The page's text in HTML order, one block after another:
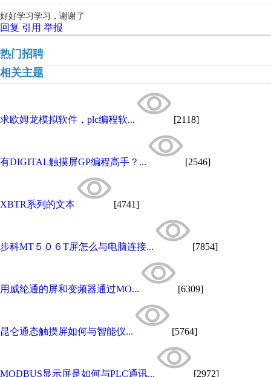
好好学习学习，谢谢了
回复 引用 举报
热门招聘
相关主题
求欧姆龙模拟软件，plc编程软... [2118]
有DIGITAL触摸屏GP编程高手？... [2546]
XBTR系列的文本 [4741]
步科MT５０６T屏怎么与电脑连接... [7854]
用威纶通的屏和变频器通过MO... [6309]
昆仑通态触摸屏如何与智能仪... [5764]
MODBUS显示屏是如何与PLC通讯... [2972]